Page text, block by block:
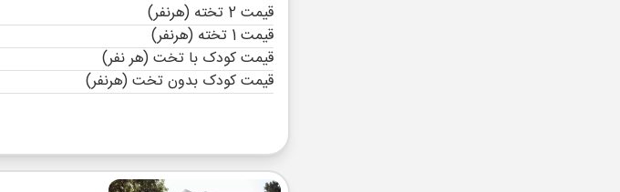
قیمت 2 تخته (هرنفر)
قیمت 1 تخته (هرنفر)
قیمت کودک با تخت (هر نفر)
قیمت کودک بدون تخت (هرنفر)